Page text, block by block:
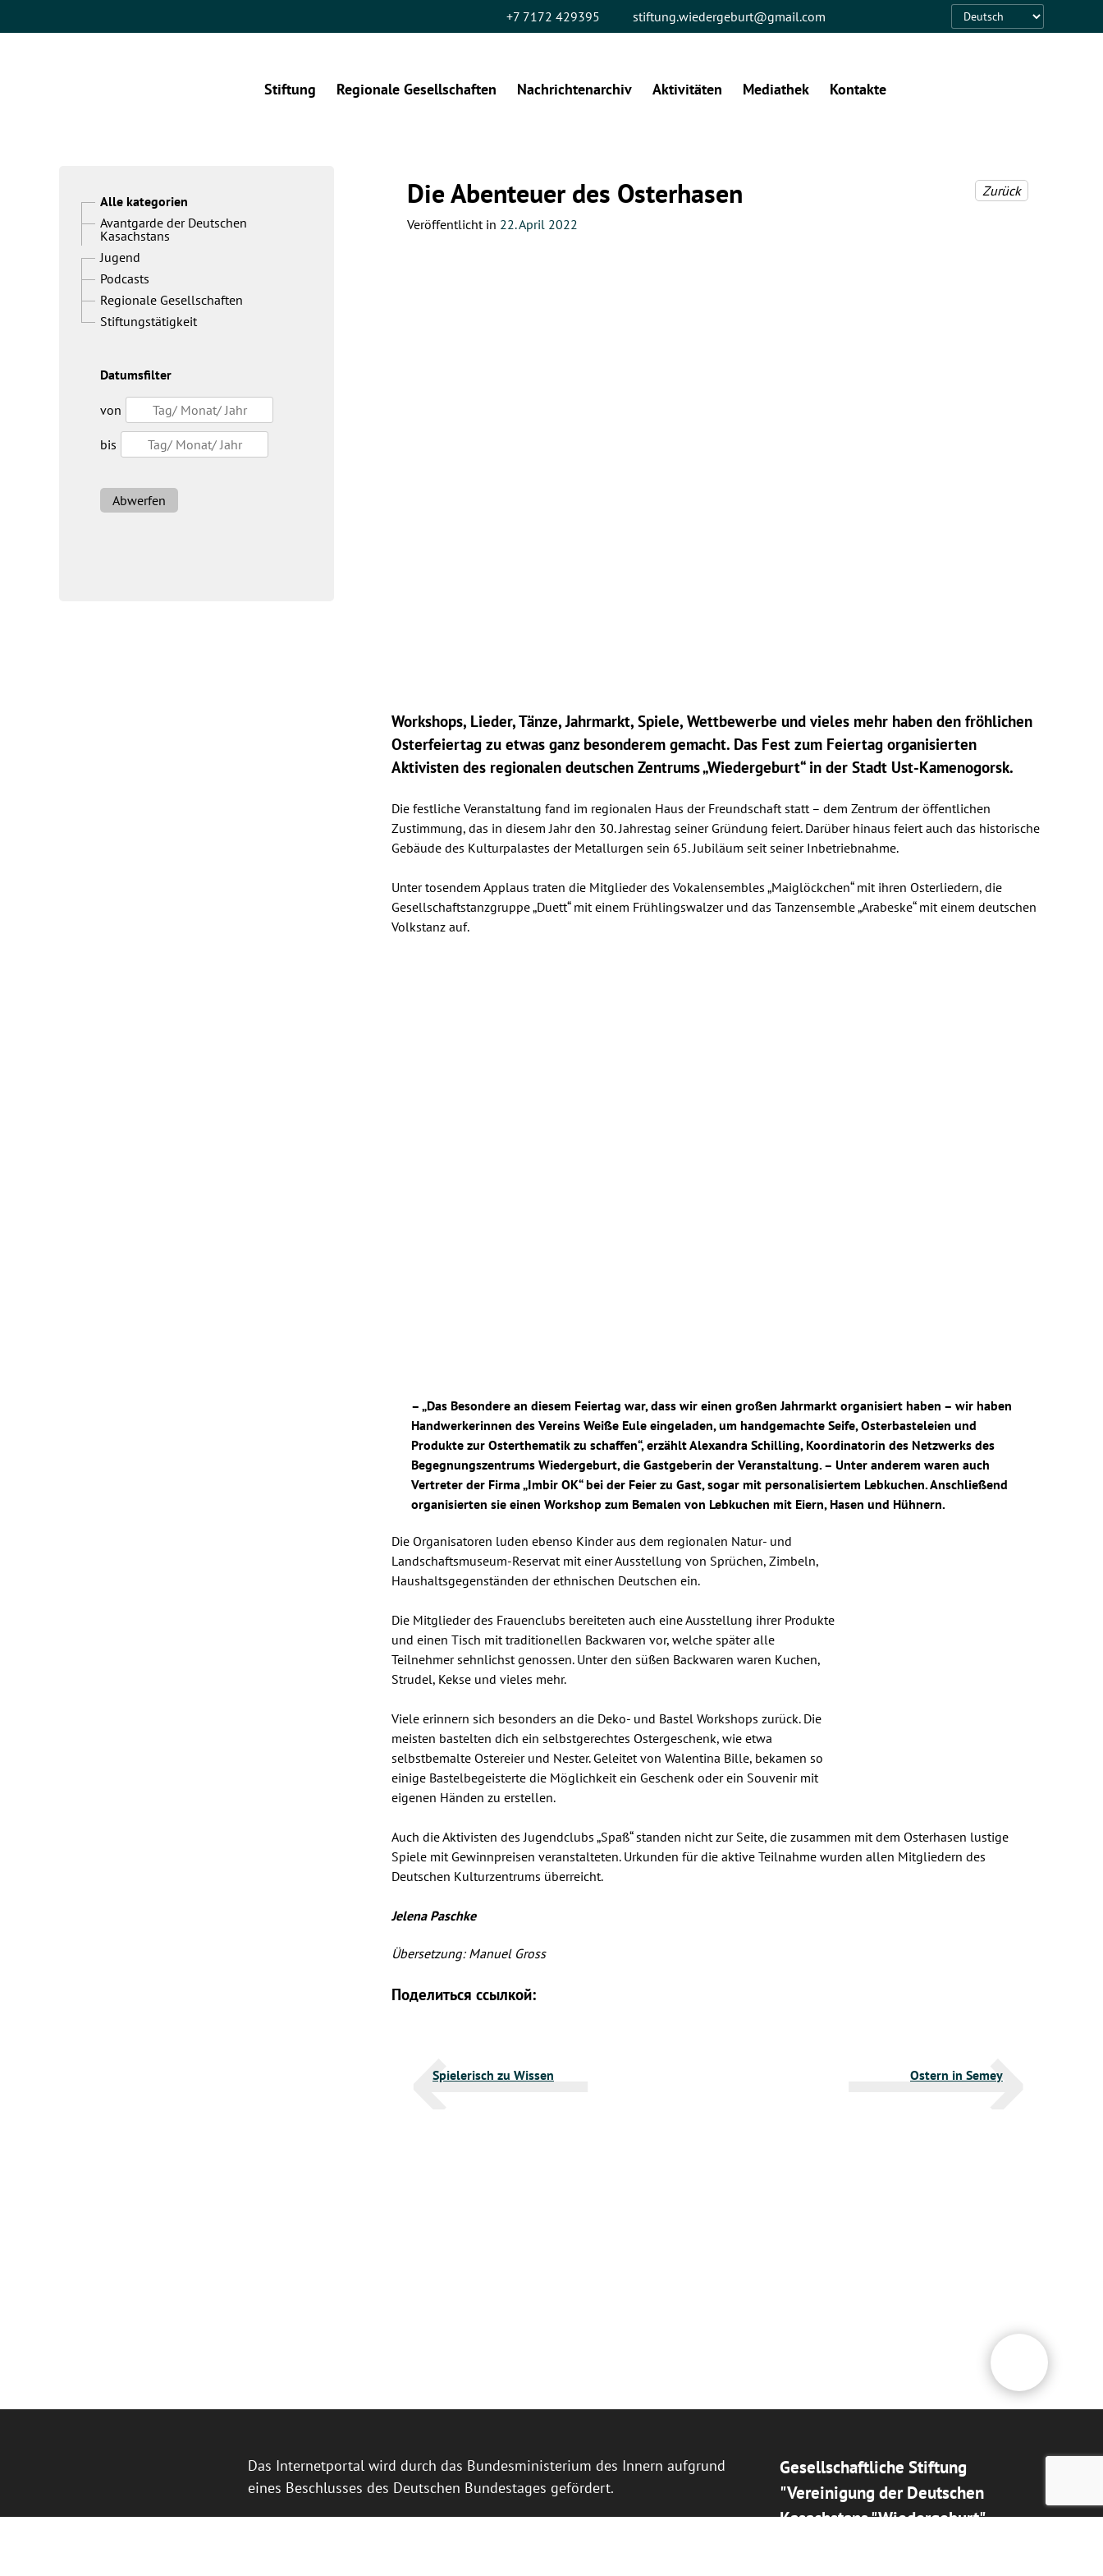
+7 7172 429395 stiftung.wiedergeburt@gmail.com
Language
Stiftung Regionale Gesellschaften Nachrichtenarchiv Aktivitäten Mediathek Kontakte
Die Abenteuer des Osterhasen Zurück
Veröffentlicht in 22. April 2022
Workshops, Lieder, Tänze, Jahrmarkt, Spiele, Wettbewerbe und vieles mehr haben den fröhlichen
Osterfeiertag zu etwas ganz besonderem gemacht. Das Fest zum Feiertag organisierten
Aktivisten des regionalen deutschen Zentrums „Wiedergeburt“ in der Stadt Ust-Kamenogorsk.
Die festliche Veranstaltung fand im regionalen Haus der Freundschaft statt – dem Zentrum der öffentlichen
Zustimmung, das in diesem Jahr den 30. Jahrestag seiner Gründung feiert. Darüber hinaus feiert auch das historische
Gebäude des Kulturpalastes der Metallurgen sein 65. Jubiläum seit seiner Inbetriebnahme.
Unter tosendem Applaus traten die Mitglieder des Vokalensembles „Maiglöckchen“ mit ihren Osterliedern, die
Gesellschaftstanzgruppe „Duett“ mit einem Frühlingswalzer und das Tanzensemble „Arabeske“ mit einem deutschen
Volkstanz auf.
– „Das Besondere an diesem Feiertag war, dass wir einen großen Jahrmarkt organisiert haben – wir haben
Handwerkerinnen des Vereins Weiße Eule eingeladen, um handgemachte Seife, Osterbasteleien und
Produkte zur Osterthematik zu schaffen“, erzählt Alexandra Schilling, Koordinatorin des Netzwerks des
Begegnungszentrums Wiedergeburt, die Gastgeberin der Veranstaltung. – Unter anderem waren auch
Vertreter der Firma „Imbir OK“ bei der Feier zu Gast, sogar mit personalisiertem Lebkuchen. Anschließend
organisierten sie einen Workshop zum Bemalen von Lebkuchen mit Eiern, Hasen und Hühnern.
Die Organisatoren luden ebenso Kinder aus dem regionalen Natur- und
Landschaftsmuseum-Reservat mit einer Ausstellung von Sprüchen, Zimbeln,
Haushaltsgegenständen der ethnischen Deutschen ein.
Die Mitglieder des Frauenclubs bereiteten auch eine Ausstellung ihrer Produkte
und einen Tisch mit traditionellen Backwaren vor, welche später alle
Teilnehmer sehnlichst genossen. Unter den süßen Backwaren waren Kuchen,
Strudel, Kekse und vieles mehr.
Viele erinnern sich besonders an die Deko- und Bastel Workshops zurück. Die
meisten bastelten dich ein selbstgerechtes Ostergeschenk, wie etwa
selbstbemalte Ostereier und Nester. Geleitet von Walentina Bille, bekamen so
einige Bastelbegeisterte die Möglichkeit ein Geschenk oder ein Souvenir mit
eigenen Händen zu erstellen.
Auch die Aktivisten des Jugendclubs „Spaß“ standen nicht zur Seite, die zusammen mit dem Osterhasen lustige
Spiele mit Gewinnpreisen veranstalteten. Urkunden für die aktive Teilnahme wurden allen Mitgliedern des
Deutschen Kulturzentrums überreicht.
Jelena Paschke
Übersetzung: Manuel Gross
Поделиться ссылкой:
Spielerisch zu Wissen Ostern in Semey
Alle kategorien
Avantgarde der Deutschen
Kasachstans
Jugend
Podcasts
Regionale Gesellschaften
Stiftungstätigkeit
Datumsfilter
von
bis
Abwerfen
Das Internetportal wird durch das Bundesministerium des Innern aufgrund
eines Beschlusses des Deutschen Bundestages gefördert.
Gesellschaftliche Stiftung
"Vereinigung der Deutschen
Kasachstans "Wiedergeburt"